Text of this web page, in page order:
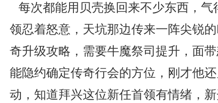
每次都能用贝壳换回来不少东西，气
领忍着怒意，天坑那边传来一阵尖锐
奇升级攻略，需要牛魔祭司提升，面
能隐约确定传奇行会的方位，刚才他
动，知道拜兴这位新任首领有情绪，